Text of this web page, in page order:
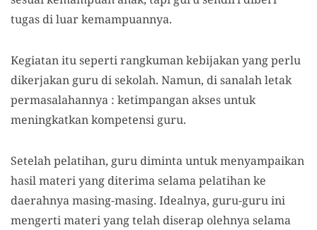
tugas di luar kemampuannya.
Kegiatan itu seperti rangkuman kebijakan yang perlu
dikerjakan guru di sekolah. Namun, di sanalah letak
permasalahannya : ketimpangan akses untuk
meningkatkan kompetensi guru.
Setelah pelatihan, guru diminta untuk menyampaikan
hasil materi yang diterima selama pelatihan ke
daerahnya masing-masing. Idealnya, guru-guru ini
mengerti materi yang telah diserap olehnya selama